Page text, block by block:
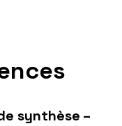
synthèse –